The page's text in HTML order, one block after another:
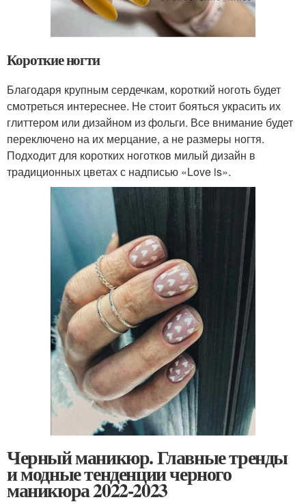
Короткие ногти
Благодаря крупным сердечкам, короткий ноготь будет
смотреться интереснее. Не стоит бояться украсить их
глиттером или дизайном из фольги. Все внимание будет
переключено на их мерцание, а не размеры ногтя.
Подходит для коротких ноготков милый дизайн в
традиционных цветах с надписью «Love is».
Черный маникюр. Главные тренды
и модные тенденции черного
маникюра 2022-2023